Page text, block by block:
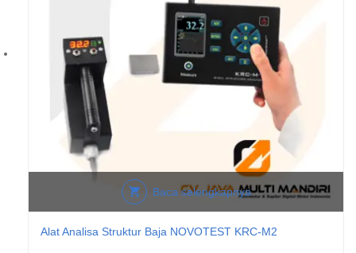
Baca selengkapnya
Alat Analisa Struktur Baja NOVOTEST KRC-M2